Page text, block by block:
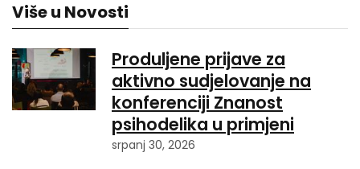
Više u Novosti
Produljene prijave za
aktivno sudjelovanje na
konferenciji Znanost
psihodelika u primjeni
srpanj 30, 2026